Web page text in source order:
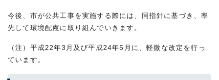
今後、市が公共工事を実施する際には、同指針に基づき、率
先して環境配慮に取り組んでいきます。
（注）平成22年3月及び平成24年5月に、軽微な改定を行っ
ています。